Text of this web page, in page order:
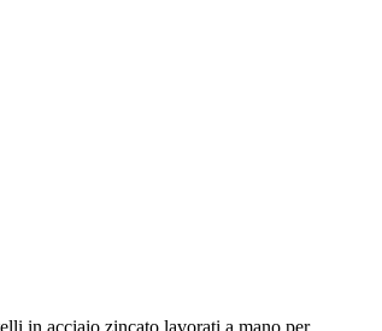
in acciaio zincato lavorati a mano per